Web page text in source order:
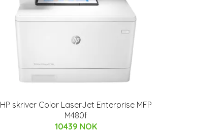
HP skriver Color LaserJet Enterprise MFP
M480f
10439 NOK